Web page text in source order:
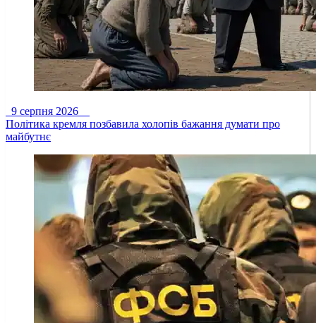
9 серпня 2026
Політика кремля позбавила холопів бажання думати про
майбутнє